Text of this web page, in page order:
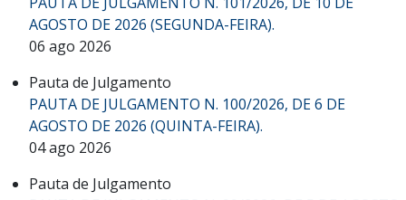
AGOSTO DE 2026 (SEGUNDA-FEIRA).
06 ago 2026
Pauta de Julgamento
PAUTA DE JULGAMENTO N. 100/2026, DE 6 DE
AGOSTO DE 2026 (QUINTA-FEIRA).
04 ago 2026
Pauta de Julgamento